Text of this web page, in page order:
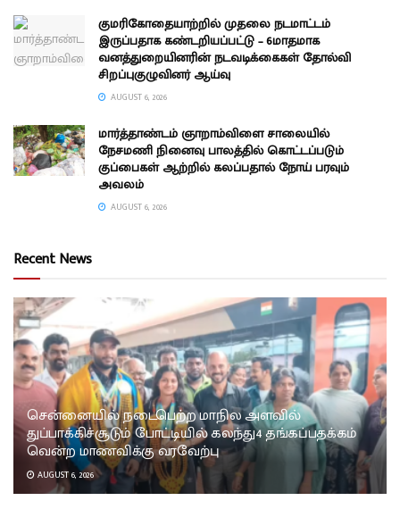
குமரிகோதையாற்றில் முதலை நடமாட்டம்
இருப்பதாக கண்டறியப்பட்டு – 6மாதமாக
வனத்துறையினரின் நடவடிக்கைகள் தோல்வி
சிறப்புகுழுவினர் ஆய்வு
AUGUST 6, 2026
மார்த்தாண்டம் ஞாறாம்விளை சாலையில்
நேசமணி நினைவு பாலத்தில் கொட்டப்படும்
குப்பைகள் ஆற்றில் கலப்பதால் நோய் பரவும்
அவலம்
AUGUST 6, 2026
Recent News
சென்னையில் நடைபெற்ற மாநில அளவில்
துப்பாக்கிச்சூடும் போட்டியில் கலந்து4 தங்கப்பதக்கம்
வென்ற மாணவிக்கு வரவேற்பு
AUGUST 6, 2026